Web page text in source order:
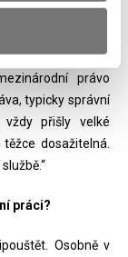
aniž byste ji
Musíte se ale
V oblasti
právo
typicky správní
přišly velké
dosažitelná.
práci?
Osobně v